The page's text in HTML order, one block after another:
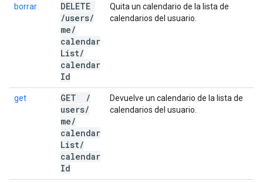
borrar
DELETE
/users/
me/
calendar
List/
calendar
Id
Quita un calendario de la lista de
calendarios del usuario.
get GET
/
users/
me/
calendar
List/
calendar
Id
Devuelve un calendario de la lista de
calendarios del usuario.